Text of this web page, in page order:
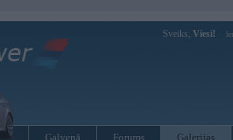
Sveiks, Viesi!
Galvenā Forums Galerijas